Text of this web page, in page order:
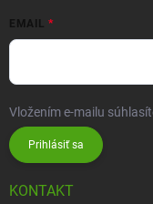
EMAIL
Vložením e-mailu
Prihlásiť sa
KONTAKT